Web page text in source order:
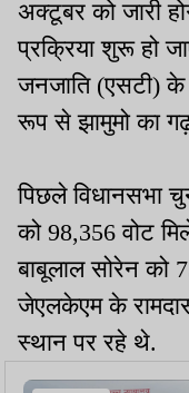
अक्टूबर को जारी
प्रक्रिया शुरू हो
जनजाति (एसटी) के
रूप से झामुमो का गढ़
पिछले विधानसभा
को 98,356 वोट
बाबूलाल सोरेन को
जेएलकेएम के
स्थान पर रहे थे.